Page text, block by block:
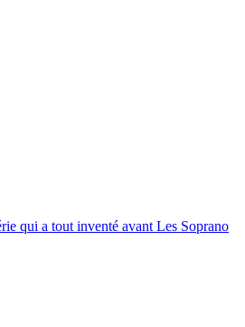
qui a tout inventé avant Les Soprano